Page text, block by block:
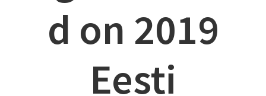
d on 2019
Eesti